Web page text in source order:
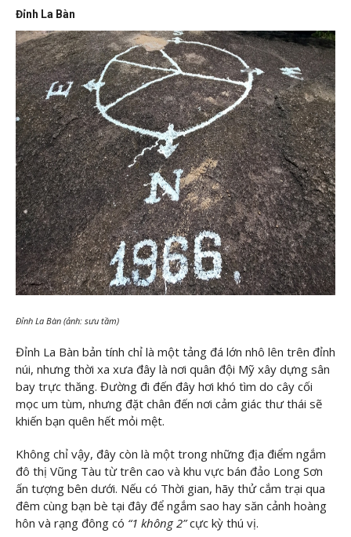
Đỉnh La Bàn
Đỉnh La Bàn (ảnh: sưu tầm)
Đỉnh La Bàn bản tính chỉ là một tảng đá lớn nhô lên trên đỉnh
núi, nhưng thời xa xưa đây là nơi quân đội Mỹ xây dựng sân
bay trực thăng. Đường đi đến đây hơi khó tìm do cây cối
mọc um tùm, nhưng đặt chân đến nơi cảm giác thư thái sẽ
khiến bạn quên hết mỏi mệt.
Không chỉ vậy, đây còn là một trong những địa điểm ngắm
đô thị Vũng Tàu từ trên cao và khu vực bán đảo Long Sơn
ấn tượng bên dưới. Nếu có Thời gian, hãy thử cắm trại qua
đêm cùng bạn bè tại đây để ngắm sao hay săn cảnh hoàng
hôn và rạng đông có “1 không 2” cực kỳ thú vị.